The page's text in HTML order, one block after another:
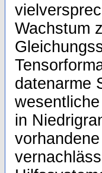
Wachstum
datenarme
in